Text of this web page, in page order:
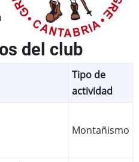
hermandad@hdsc.org
del club
Tipo de
actividad
Montañismo